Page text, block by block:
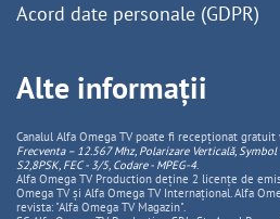
Acord date personale (GDPR)
Alte informații
Canalul Alfa Omega TV poate fi recepționat gratuit
Frecventa – 12.567 Mhz, PolarizareVerticală, Symbol
S2,8PSK, FEC - 3/5, Codare - MPEG-4.
Alfa Omega TV Production deține 2 licențe de
Omega TV și Alfa Omega TV Internațional. Alfa
revista: "Alfa Omega TV Magazin".